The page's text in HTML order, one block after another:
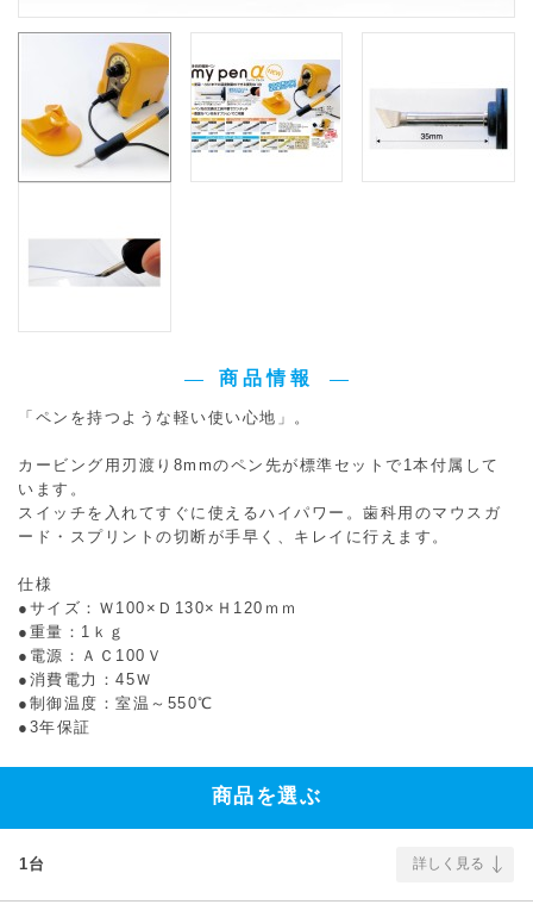
商品情報
「ペンを持つような軽い使い心地」。
カービング用刃渡り8mmのペン先が標準セットで1本付属して
います。
スイッチを入れてすぐに使えるハイパワー。歯科用のマウスガ
ード・スプリントの切断が手早く、キレイに行えます。
仕様
●サイズ：Ｗ100×Ｄ130×Ｈ120ｍｍ
●重量：1ｋｇ
●電源：ＡＣ100Ｖ
●消費電力：45Ｗ
●制御温度：室温～550℃
●3年保証
商品を選ぶ
1台 詳しく見る